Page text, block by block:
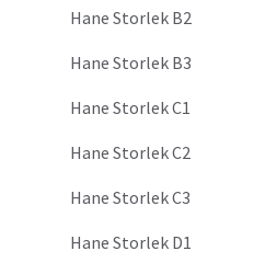
Hane Storlek B2
Hane Storlek B3
Hane Storlek C1
Hane Storlek C2
Hane Storlek C3
Hane Storlek D1